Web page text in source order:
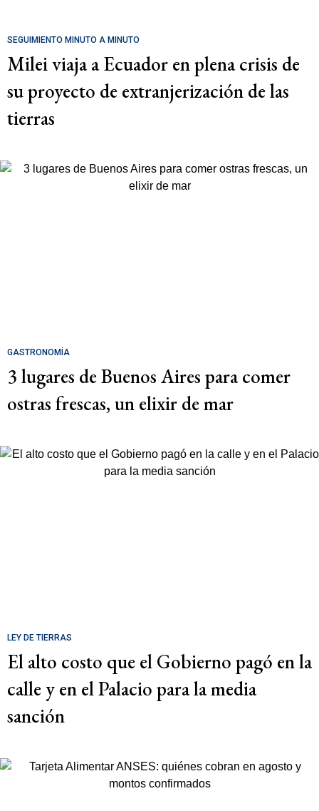
SEGUIMIENTO MINUTO A MINUTO
Milei viaja a Ecuador en plena crisis de
su proyecto de extranjerización de las
tierras
GASTRONOMÍA
3 lugares de Buenos Aires para comer
ostras frescas, un elixir de mar
LEY DE TIERRAS
El alto costo que el Gobierno pagó en la
calle y en el Palacio para la media
sanción